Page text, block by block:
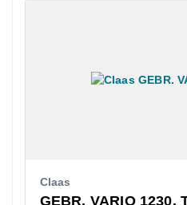
Claas
GEBR. VARIO 1230,